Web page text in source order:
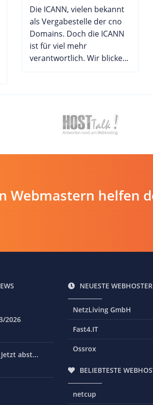
Die ICANN, vielen bekannt
als Vergabestelle der cno
Domains. Doch die ICANN
ist für viel mehr
verantwortlich. Wir blicke...
helfen
2026
abst...
NEUESTE WEBHOSTER
NetzLiving GmbH
Fast4.IT
Ossrox
BELIEBTESTE
netcup